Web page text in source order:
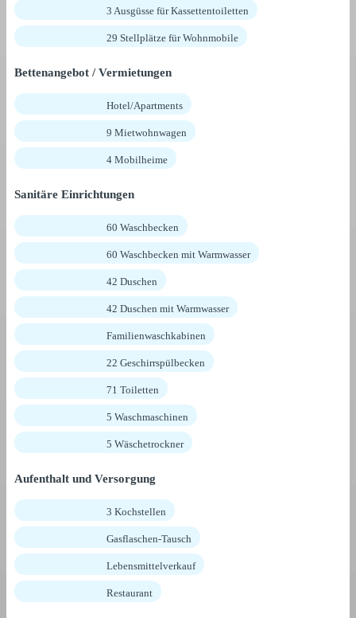
3 Ausgüsse für Kassettentoiletten
29 Stellplätze für Wohnmobile
Bettenangebot / Vermietungen
Hotel/Apartments
9 Mietwohnwagen
4 Mobilheime
Sanitäre Einrichtungen
60 Waschbecken
60 Waschbecken mit Warmwasser
42 Duschen
42 Duschen mit Warmwasser
Familienwaschkabinen
22 Geschirrspülbecken
71 Toiletten
5 Waschmaschinen
5 Wäschetrockner
Aufenthalt und Versorgung
3 Kochstellen
Gasflaschen-Tausch
Lebensmittelverkauf
Restaurant